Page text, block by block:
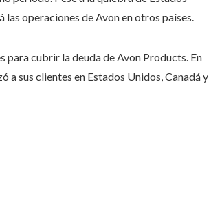
las operaciones de Avon en otros países.
para cubrir la deuda de Avon Products. En
sus clientes en Estados Unidos, Canadá y